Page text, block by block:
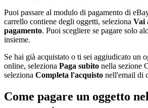
Puoi passare al modulo di pagamento di
carrello contiene degli oggetti, seleziona Vai
pagamento. Puoi scegliere se pagare solo
insieme.
Se hai già acquistato o ti sei aggiudicato un
online, seleziona Paga subito nella sezione
seleziona Completa l'acquisto nell'email di
Come pagare un oggetto